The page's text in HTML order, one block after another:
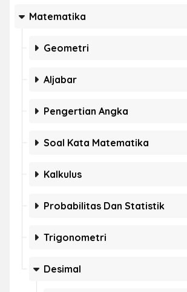
Matematika
Geometri
Aljabar
Pengertian Angka
Soal Kata Matematika
Kalkulus
Probabilitas Dan Statistik
Trigonometri
Desimal